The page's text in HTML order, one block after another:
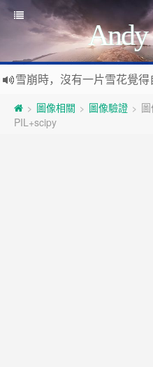
Andy
雪崩時，沒有一片雪花覺
Stanislaw Jerzy Lec
遊戲運營
如何讓玩家一直沉迷
如何讓玩家拉幫結派
遇事不決 量子力學
> 圖像相關 > 圖像驗證 >
PIL+scipy